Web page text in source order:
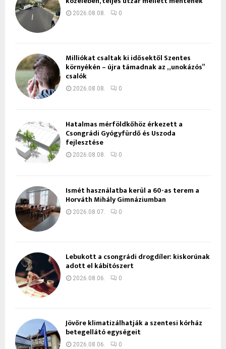
2026.08.08. 0
Milliókat csaltak ki idősektől Szentes
környékén – újra támadnak az „unokázós”
csalók
2026.08.08. 0
Hatalmas mérföldkőhöz érkezett a
Csongrádi Gyógyfürdő és Uszoda
fejlesztése
2026.08.08. 0
Ismét használatba kerül a 60-as terem a
Horváth Mihály Gimnáziumban
2026.08.07. 0
Lebukott a csongrádi drogdíler: kiskorúnak
adott el kábítószert
2026.08.06. 0
Jövőre klimatizálhatják a szentesi kórház
betegellátó egységeit
2026.08.06. 0